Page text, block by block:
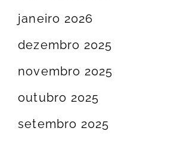
janeiro 2026
dezembro 2025
novembro 2025
outubro 2025
setembro 2025